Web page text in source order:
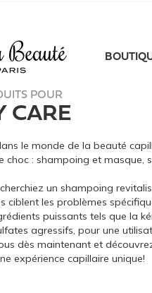
POUR
CARE
le monde de la beauté
choc : shampoing et masque,
un shampoing
ciblent les problèmes
puissants tels que la
agressifs, pour une
dès maintenant et
expérience capillaire unique!